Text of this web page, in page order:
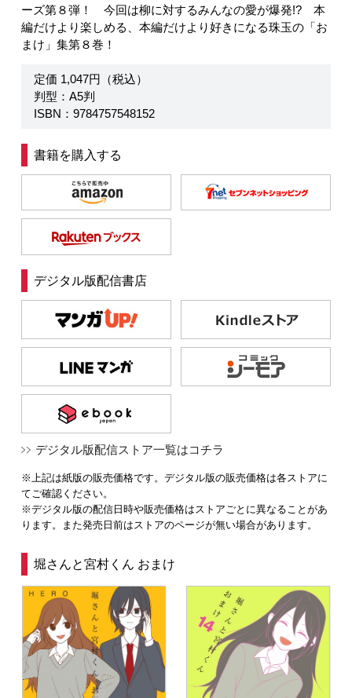
ーズ第８弾！ 今回は柳に対するみんなの愛が爆発!? 本
編だけより楽しめる、本編だけより好きになる珠玉の「お
まけ」集第８巻！
定価 1,047円（税込）
判型：A5判
ISBN：9784757548152
書籍を購入する
デジタル版配信書店
デジタル版配信ストア一覧はコチラ
※上記は紙版の販売価格です。デジタル版の販売価格は各ストアに
てご確認ください。
※デジタル版の配信日時や販売価格はストアごとに異なることがあ
ります。また発売日前はストアのページが無い場合があります。
堀さんと宮村くん おまけ